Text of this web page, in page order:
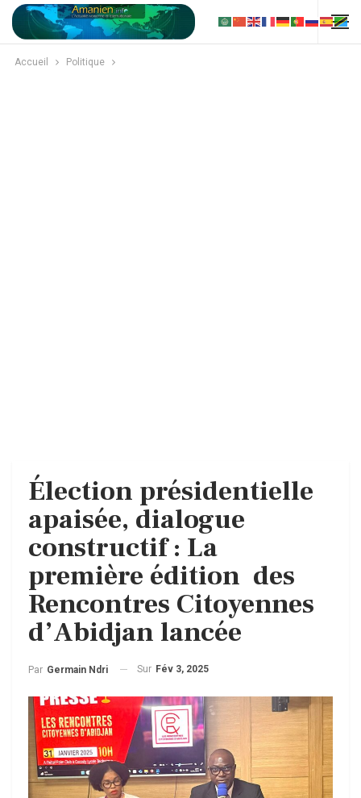
Accueil Politique
Élection présidentielle
apaisée, dialogue
constructif : La
première édition des
Rencontres Citoyennes
d’Abidjan lancée
Par Germain Ndri Sur Fév 3, 2025